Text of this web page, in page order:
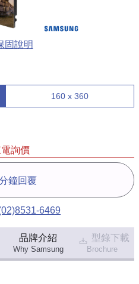
固說明
160 x 360
詢價
鐘回覆
6469
品牌介紹
Why Samsung
型錄下載
Brochure